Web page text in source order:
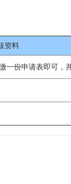
资料
份申请表即可，